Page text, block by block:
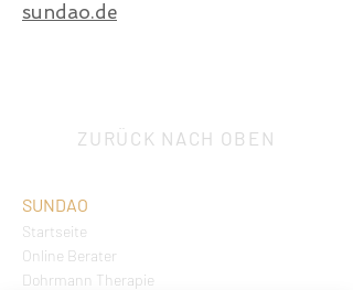
sundao.de
ZURÜCK NACH OBEN
SUNDAO
Startseite
Online Berater
Dohrmann Therapie